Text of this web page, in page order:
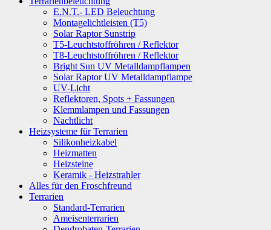
E.N.T.- LED Beleuchtung
Montagelichtleisten (T5)
Solar Raptor Sunstrip
T5-Leuchtstoffröhren / Reflektor
T8-Leuchtstoffröhren / Reflektor
Bright Sun UV Metalldampflampen
Solar Raptor UV Metalldampflampe
UV-Licht
Reflektoren, Spots + Fassungen
Klemmlampen und Fassungen
Nachtlicht
Heizsysteme für Terrarien
Silikonheizkabel
Heizmatten
Heizsteine
Keramik - Heizstrahler
Alles für den Froschfreund
Terrarien
Standard-Terrarien
Ameisenterrarien